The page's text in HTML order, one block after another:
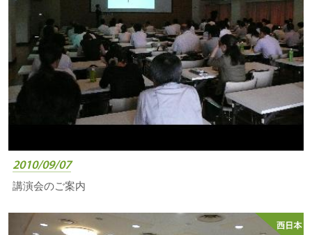
2010/09/07
講演会のご案内